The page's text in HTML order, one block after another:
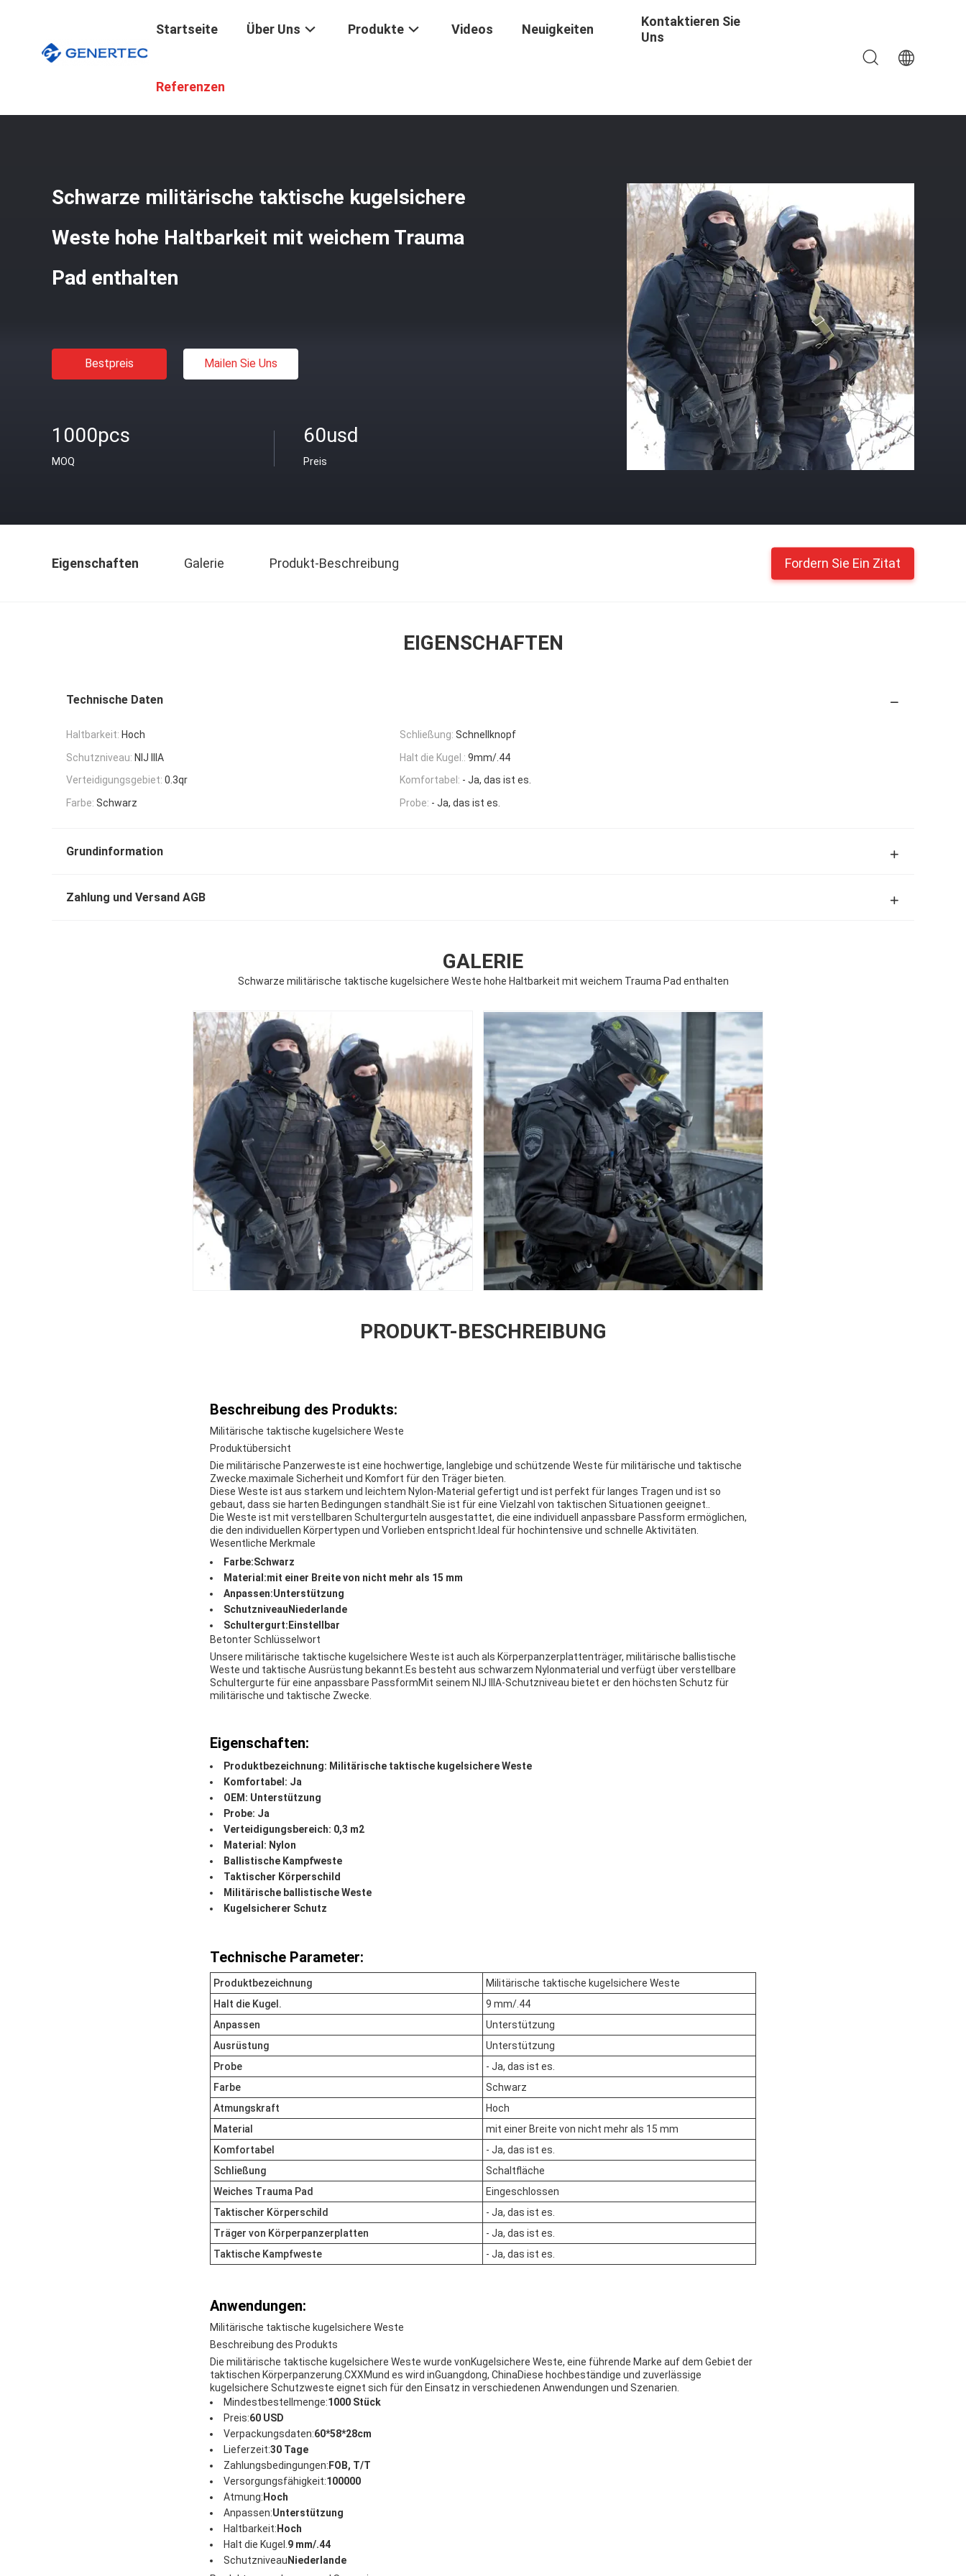
Startseite Über Uns Produkte Videos Neuigkeiten
Kontaktieren Sie
Uns
Referenzen
Schwarze militärische taktische kugelsichere
Weste hohe Haltbarkeit mit weichem Trauma
Pad enthalten
Bestpreis Mailen Sie Uns
1000pcs
MOQ
60usd
Preis
Eigenschaften Galerie Produkt-Beschreibung Fordern Sie Ein Zitat
EIGENSCHAFTEN
Technische Daten
Haltbarkeit: Hoch Schließung: Schnellknopf
Schutzniveau: NIJ IIIA Halt die Kugel.: 9mm/.44
Verteidigungsgebiet: 0.3qr Komfortabel: - Ja, das ist es.
Farbe: Schwarz Probe: - Ja, das ist es.
Grundinformation
Zahlung und Versand AGB
GALERIE
Schwarze militärische taktische kugelsichere Weste hohe Haltbarkeit mit weichem Trauma Pad enthalten
PRODUKT-BESCHREIBUNG
Beschreibung des Produkts:
Militärische taktische kugelsichere Weste
Produktübersicht
Die militärische Panzerweste ist eine hochwertige, langlebige und schützende Weste für militärische und taktische
Zwecke.maximale Sicherheit und Komfort für den Träger bieten.
Diese Weste ist aus starkem und leichtem Nylon-Material gefertigt und ist perfekt für langes Tragen und ist so
gebaut, dass sie harten Bedingungen standhält.Sie ist für eine Vielzahl von taktischen Situationen geeignet..
Die Weste ist mit verstellbaren Schultergurteln ausgestattet, die eine individuell anpassbare Passform ermöglichen,
die den individuellen Körpertypen und Vorlieben entspricht.Ideal für hochintensive und schnelle Aktivitäten.
Wesentliche Merkmale
Farbe:Schwarz
Material:mit einer Breite von nicht mehr als 15 mm
Anpassen:Unterstützung
Schutzniveau Niederlande
Schultergurt: Einstellbar
Betonter Schlüsselwort
Unsere militärische taktische kugelsichere Weste ist auch als Körperpanzerplattenträger, militärische ballistische
Weste und taktische Ausrüstung bekannt.Es besteht aus schwarzem Nylonmaterial und verfügt über verstellbare
Schultergurte für eine anpassbare PassformMit seinem NIJ IIIA-Schutzniveau bietet er den höchsten Schutz für
militärische und taktische Zwecke.
Eigenschaften:
Produktbezeichnung: Militärische taktische kugelsichere Weste
Komfortabel: Ja
OEM: Unterstützung
Probe: Ja
Verteidigungsbereich: 0,3 m2
Material: Nylon
Ballistische Kampfweste
Taktischer Körperschild
Militärische ballistische Weste
Kugelsicherer Schutz
Technische Parameter:
Produktbezeichnung
Militärische taktische kugelsichere Weste
Halt die Kugel.
9 mm/.44
Anpassen
Unterstützung
Ausrüstung
Unterstützung
Probe
- Ja, das ist es.
Farbe
Schwarz
Atmungskraft
Hoch
Material
mit einer Breite von nicht mehr als 15 mm
Komfortabel
- Ja, das ist es.
Schließung
Schaltfläche
Weiches Trauma Pad
Eingeschlossen
Taktischer Körperschild
- Ja, das ist es.
Träger von Körperpanzerplatten
- Ja, das ist es.
Taktische Kampfweste
- Ja, das ist es.
Anwendungen:
Militärische taktische kugelsichere Weste
Beschreibung des Produkts
Die militärische taktische kugelsichere Weste wurde vonKugelsichere Weste, eine führende Marke auf dem Gebiet der
taktischen Körperpanzerung. CXXMund es wird inGuangdong, ChinaDiese hochbeständige und zuverlässige
kugelsichere Schutzweste eignet sich für den Einsatz in verschiedenen Anwendungen und Szenarien.
Mindestbestellmenge:1000 Stück
Preis:60 USD
Verpackungsdaten:60*58*28cm
Lieferzeit:30 Tage
Zahlungsbedingungen: FOB, T/T
Versorgungsfähigkeit:100000
Atmung: Hoch
Anpassen:Unterstützung
Haltbarkeit: Hoch
Halt die Kugel. 9 mm/.44
Schutzniveau Niederlande